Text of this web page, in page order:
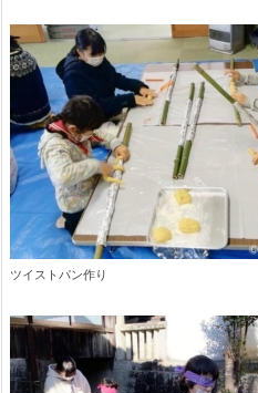
ツイストパン作り